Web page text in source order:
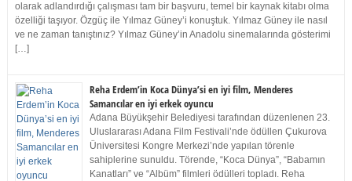
olarak adlandırdığı çalışması tam bir başvuru, temel bir kaynak kitabı olma
özelliği taşıyor. Özgüç ile Yılmaz Güney’i konuştuk. Yılmaz Güney ile nasıl
ve ne zaman tanıştınız? Yılmaz Güney’in Anadolu sinemalarında gösterimi
[…]
Reha Erdem’in Koca Dünya’si en iyi film, Menderes
Samancılar en iyi erkek oyuncu
Adana Büyükşehir Belediyesi tarafından düzenlenen 23.
Uluslararası Adana Film Festivali’nde ödüllen Çukurova
Üniversitesi Kongre Merkezi’nde yapılan törenle
sahiplerine sunuldu. Törende, “Koca Dünya”, “Babamın
Kanatları” ve “Albüm” filmleri ödülleri topladı. Reha